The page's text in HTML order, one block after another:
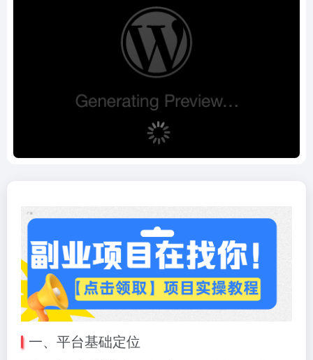
一、平台基础定位